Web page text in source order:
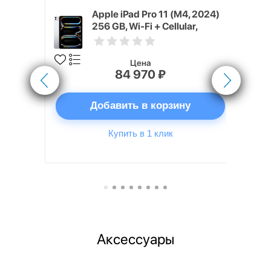
Apple iPad Pro 11 (M4, 2024)
256 GB, Wi-Fi + Cellular,
Серебристый (Silver)
Цена
84 970 ₽
Добавить в корзину
Купить в 1 клик
Аксессуары